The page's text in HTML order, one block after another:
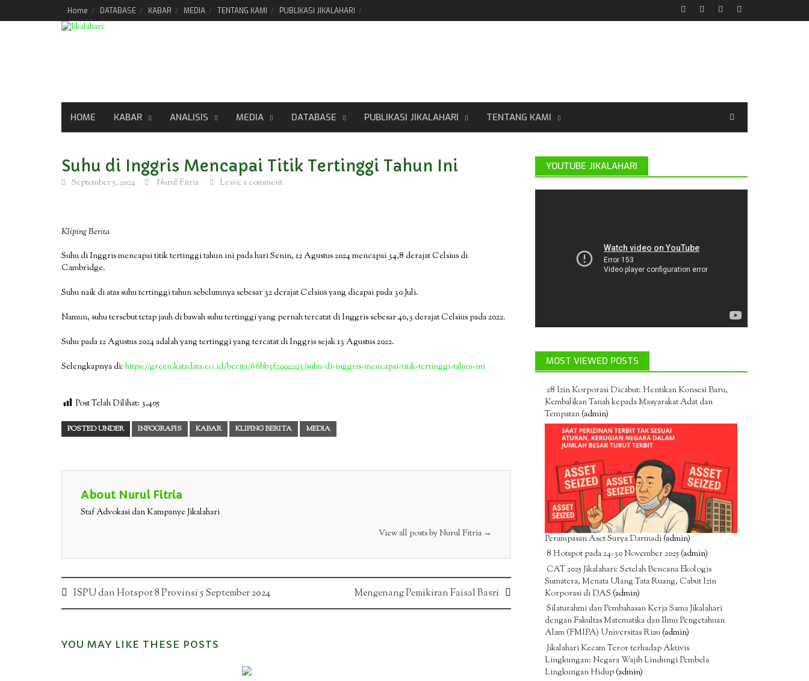
Home DATABASE KABAR MEDIA TENTANG KAMI PUBLIKASI JIKALAHARI
HOME KABAR ANALISIS MEDIA DATABASE PUBLIKASI JIKALAHARI TENTANG KAMI
Suhu di Inggris Mencapai Titik Tertinggi Tahun Ini
September 5, 2024 Nurul Fitria Leave a comment
Kliping Berita
Suhu di Inggris mencapai titik tertinggi tahun ini pada hari Senin, 12 Agustus 2024 mencapai 34,8 derajat Celsius di
Cambridge.
Suhu naik di atas suhu tertinggi tahun sebelumnya sebesar 32 derajat Celsius yang dicapai pada 30 Juli.
Namun, suhu tersebut tetap jauh di bawah suhu tertinggi yang pernah tercatat di Inggris sebesar 40,3 derajat Celsius pada 2022.
Suhu pada 12 Agustus 2024 adalah yang tertinggi yang tercatat di Inggris sejak 13 Agustus 2022.
Selengkapnya di: https://green.katadata.co.id/berita/66bb3f2992293/suhu-di-inggris-mencapai-titik-tertinggi-tahun-ini
Post Telah Dilihat: 3,405
POSTED UNDER INFOGRAFIS KABAR KLIPING BERITA MEDIA
About Nurul Fitria
Staf Advokasi dan Kampanye Jikalahari
View all posts by Nurul Fitria →
Post
navigation
ISPU dan Hotspot 8 Provinsi 5 September 2024 Mengenang Pemikiran Faisal Basri
YOU MAY LIKE THESE POSTS
YOUTUBE JIKALAHARI
MOST VIEWED POSTS
28 Izin Korporasi Dicabut: Hentikan Konsesi Baru,
Kembalikan Tanah kepada Masyarakat Adat dan
Tempatan(admin)
Perampasan Aset Surya Darmadi(admin)
8 Hotspot pada 24-30 November 2025(admin)
CAT 2025 Jikalahari: Setelah Bencana Ekologis
Sumatera, Menata Ulang Tata Ruang, Cabut Izin
Korporasi di DAS (admin)
Silaturahmi dan Pembahasan Kerja Sama Jikalahari
dengan Fakultas Matematika dan Ilmu Pengetahuan
Alam (FMIPA) Universitas Riau(admin)
Jikalahari Kecam Teror terhadap Aktivis
Lingkungan: Negara Wajib Lindungi Pembela
Lingkungan Hidup(admin)